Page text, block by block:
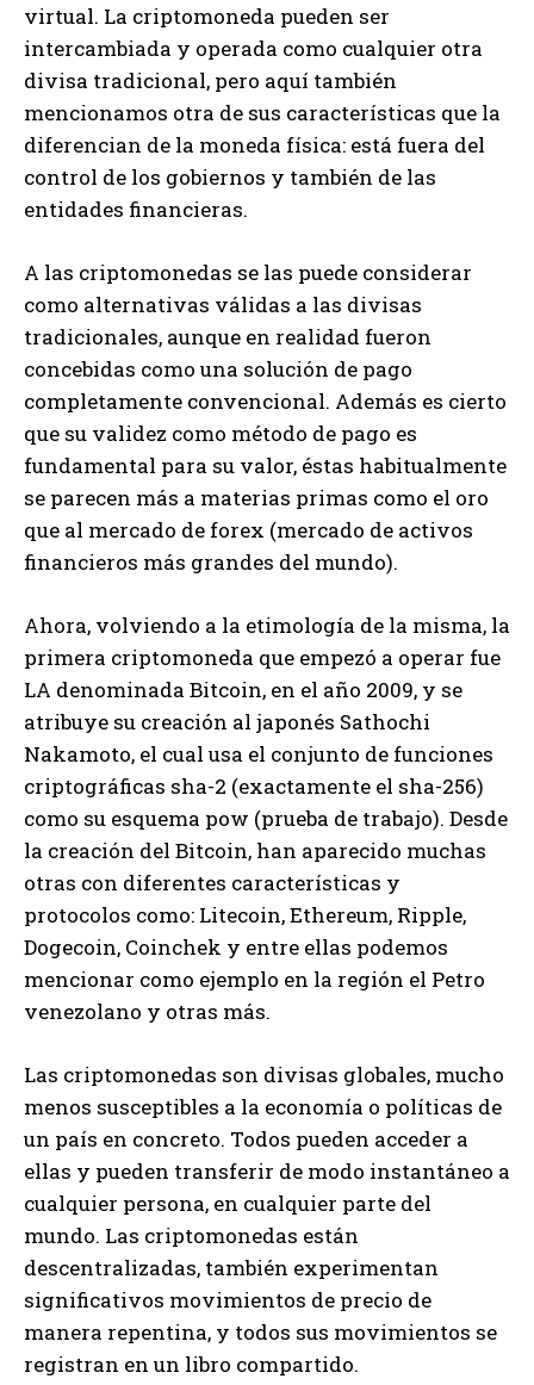
virtual. La criptomoneda pueden ser
intercambiada y operada como cualquier otra
divisa tradicional, pero aquí también
mencionamos otra de sus características que la
diferencian de la moneda física: está fuera del
control de los gobiernos y también de las
entidades financieras.
A las criptomonedas se las puede considerar
como alternativas válidas a las divisas
tradicionales, aunque en realidad fueron
concebidas como una solución de pago
completamente convencional. Además es cierto
que su validez como método de pago es
fundamental para su valor, éstas habitualmente
se parecen más a materias primas como el oro
que al mercado de forex (mercado de activos
financieros más grandes del mundo).
Ahora, volviendo a la etimología de la misma, la
primera criptomoneda que empezó a operar fue
LA denominada Bitcoin, en el año 2009, y se
atribuye su creación al japonés Sathochi
Nakamoto, el cual usa el conjunto de funciones
criptográficas sha-2 (exactamente el sha-256)
como su esquema pow (prueba de trabajo). Desde
la creación del Bitcoin, han aparecido muchas
otras con diferentes características y
protocolos como: Litecoin, Ethereum, Ripple,
Dogecoin, Coinchek y entre ellas podemos
mencionar como ejemplo en la región el Petro
venezolano y otras más.
Las criptomonedas son divisas globales, mucho
menos susceptibles a la economía o políticas de
un país en concreto. Todos pueden acceder a
ellas y pueden transferir de modo instantáneo a
cualquier persona, en cualquier parte del
mundo. Las criptomonedas están
descentralizadas, también experimentan
significativos movimientos de precio de
manera repentina, y todos sus movimientos se
registran en un libro compartido.